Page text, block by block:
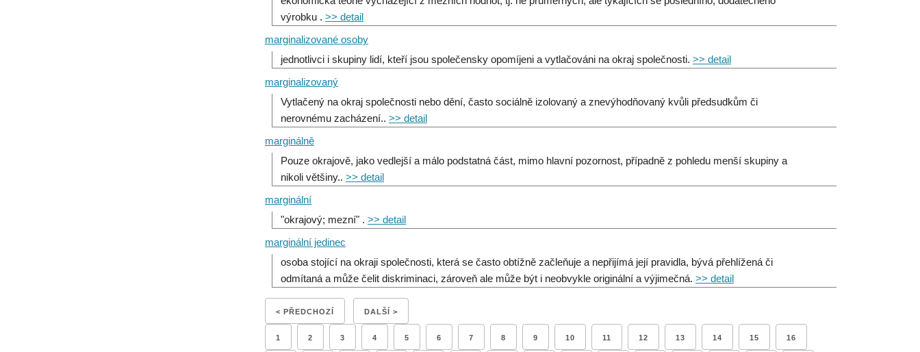
výrobku . >> detail
marginalizované osoby
jednotlivci i skupiny lidí, kteří jsou společensky opomíjeni a vytlačováni na okraj společnosti. >> detail
marginalizovaný
Vytlačený na okraj společnosti nebo dění, často sociálně izolovaný a znevýhodňovaný kvůli předsudkům či
nerovnému zacházení.. >> detail
marginálně
Pouze okrajově, jako vedlejší a málo podstatná část, mimo hlavní pozornost, případně z pohledu menší skupiny a
nikoli většiny.. >> detail
marginální
"okrajový; mezní" . >> detail
marginální jedinec
osoba stojící na okraji společnosti, která se často obtížně začleňuje a nepřijímá její pravidla, bývá přehlížená či
odmítaná a může čelit diskriminaci, zároveň ale může být i neobvykle originální a výjimečná. >> detail
< PŘEDCHOZÍ DALŠÍ >
1 2 3 4 5 6 7 8 9 10 11 12 13 14 15 16